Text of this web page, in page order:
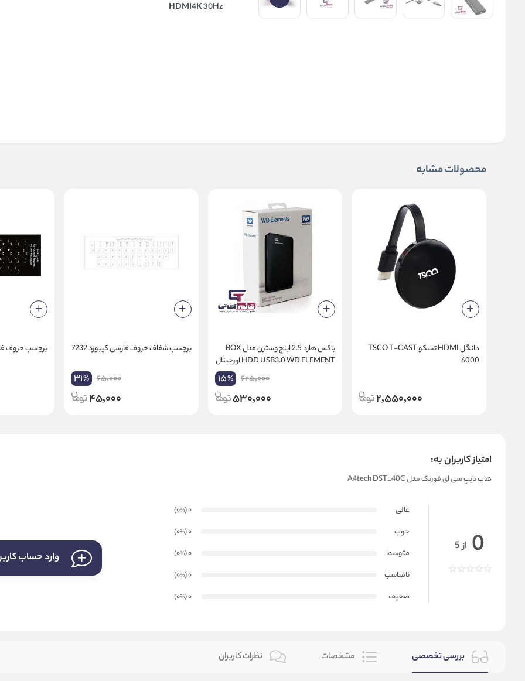
HDMI4K 30Hz
محصولات مشابه
دانگل HDMI تسکو TSCO T-CAST
6000
2,550,000
باکس هارد 2.5 اینچ وسترن مدل BOX
HDD USB3.0 WD ELEMENT اورجینال
625,000
15%
530,000
برچسب شفاف حروف فارسی کیبورد 7232
65,000
31%
45,000
برچسب حروف
امتیاز کاربران به:
هاب تایپ سی ای فورتک مدل A4tech DST_40C
0 از 5
عالی 0
(0
%
)
خوب
0
(0
%
)
متوسط
0
(0
%
)
نامناسب
0
(0
%
)
ضعیف
0
(0
%
)
وارد حساب
بررسی تخصصی مشخصات نظرات کاربران